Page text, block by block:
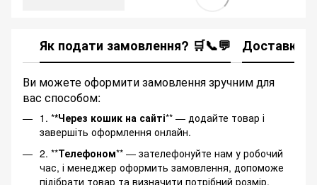
Як подати замовлення? 🛒📞💬 Доставка
Ви можете оформити замовлення зручним для
вас способом:
1. **Через кошик на сайті** — додайте товар і
завершіть оформлення онлайн.
2. **Телефоном** — зателефонуйте нам у робочий
час, і менеджер оформить замовлення, допоможе
підібрати товар та визначити потрібний розмір.